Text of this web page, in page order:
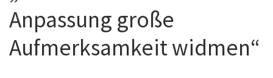
Anpassung große
Aufmerksamkeit widmen“